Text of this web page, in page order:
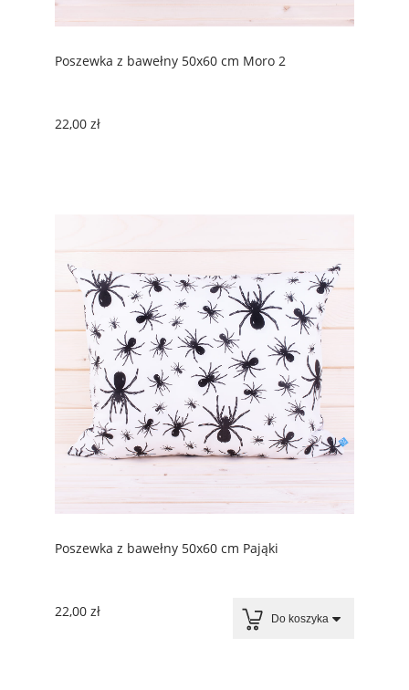
Poszewka z bawełny 50x60 cm Moro 2
22,00 zł
Poszewka z bawełny 50x60 cm Pająki
22,00 zł Do koszyka